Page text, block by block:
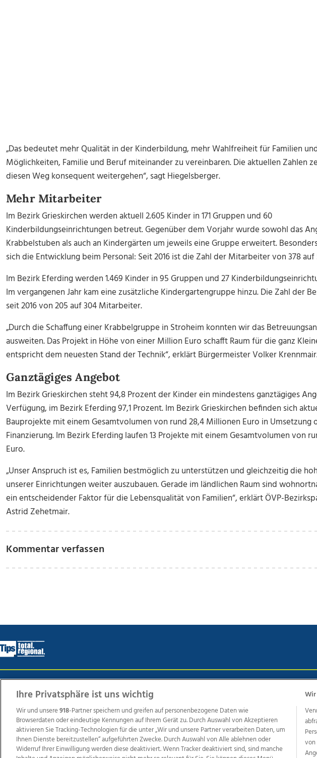
„Das bedeutet mehr Qualität in der Kinderbildung, mehr Wahlfreiheit für Familien
Möglichkeiten, Familie und Beruf miteinander zu vereinbaren. Die aktuellen Zahlen
diesen Weg konsequent weitergehen“, sagt Hiegelsberger.
Mehr Mitarbeiter
Im Bezirk Grieskirchen werden aktuell 2.605 Kinder in 171 Gruppen und 60
Kinderbildungseinrichtungen betreut. Gegenüber dem Vorjahr wurde sowohl das
Krabbelstuben als auch an Kindergärten um jeweils eine Gruppe erweitert.
sich die Entwicklung beim Personal: Seit 2016 ist die Zahl der Mitarbeiter von 378 auf
Im Bezirk Eferding werden 1.469 Kinder in 95 Gruppen und 27
Im vergangenen Jahr kam eine zusätzliche Kindergartengruppe hinzu. Die Zahl der
seit 2016 von 205 auf 304 Mitarbeiter.
„Durch die Schaffung einer Krabbelgruppe in Stroheim konnten wir das
ausweiten. Das Projekt in Höhe von einer Million Euro schafft Raum für die ganz
entspricht dem neuesten Stand der Technik“, erklärt Bürgermeister Volker
Ganztägiges Angebot
Im Bezirk Grieskirchen steht 94,8 Prozent der Kinder ein mindestens ganztägiges
Verfügung, im Bezirk Eferding 97,1 Prozent. Im Bezirk Grieskirchen befinden sich
Bauprojekte mit einem Gesamtvolumen von rund 28,4 Millionen Euro in Umsetzung
Finanzierung. Im Bezirk Eferding laufen 13 Projekte mit einem Gesamtvolumen von
Euro.
„Unser Anspruch ist es, Familien bestmöglich zu unterstützen und gleichzeitig die
unserer Einrichtungen weiter auszubauen. Gerade im ländlichen Raum sind
ein entscheidender Faktor für die Lebensqualität von Familien“, erklärt ÖVP-
Astrid Zehetmair.
Kommentar verfassen
Wir über uns Mediadaten Kontakt
Weitere Angebote des
TV1 di-mog-i.at OÖNow Ischler Woche Life Radio OÖNachrichten
Ihre Privatsphäre ist uns wichtig
Wir und unsere918-Partner speichern und greifen auf personenbezogene Daten wie
Browserdaten oder eindeutige Kennungen auf Ihrem Gerät zu. Durch Auswahl von Akzeptieren
aktivieren Sie Tracking-Technologien für die unter „Wir und unsere Partner verarbeiten Daten, um
Ihnen Dienste bereitzustellen“ aufgeführten Zwecke. Durch Auswahl von Alle ablehnen oder
Widerruf Ihrer Einwilligung werden diese deaktiviert. Wenn Tracker deaktiviert sind, sind manche
von